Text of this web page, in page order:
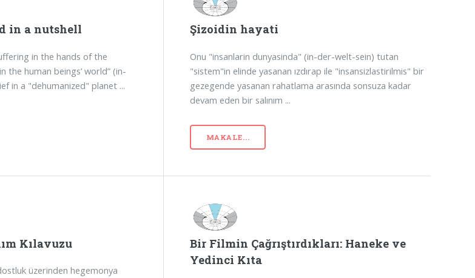
in a nutshell
in the hands of the
the human beings’ world” (in-
in a "dehumanized" planet ...
Şizoidin hayati
Onu "insanlarin dunyasinda" (in-der-welt-sein) tutan
"sistem"in elinde yasanan ızdırap ile "insansizlastirilmis" bir
gezegende yasanan rahatlama arasında sonsuza kadar
devam eden bir salınım ...
MAKALE...
Kılavuzu
üzerinden hegemonya
Bir Filmin Çağrıştırdıkları: Haneke ve
Yedinci Kıta